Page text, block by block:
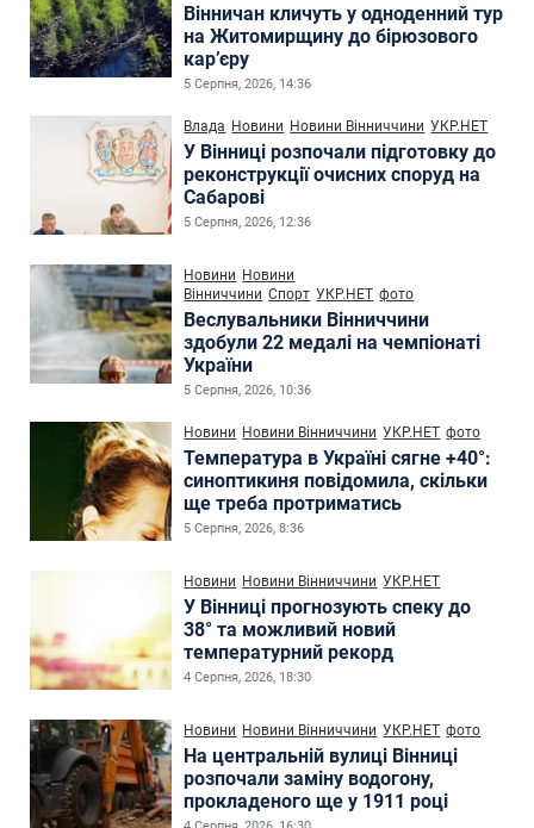
Вінничан кличуть у одноденний тур
на Житомирщину до бірюзового
кар’єру
5 Серпня, 2026, 14:36
Влада Новини Новини Вінниччини УКР.НЕТ
У Вінниці розпочали підготовку до
реконструкції очисних споруд на
Сабарові
5 Серпня, 2026, 12:36
Новини Новини
Вінниччини Спорт УКР.НЕТ фото
Веслувальники Вінниччини
здобули 22 медалі на чемпіонаті
України
5 Серпня, 2026, 10:36
Новини Новини Вінниччини УКР.НЕТ фото
Температура в Україні сягне +40°:
синоптикиня повідомила, скільки
ще треба протриматись
5 Серпня, 2026, 8:36
Новини Новини Вінниччини УКР.НЕТ
У Вінниці прогнозують спеку до
38° та можливий новий
температурний рекорд
4 Серпня, 2026, 18:30
Новини Новини Вінниччини УКР.НЕТ фото
На центральній вулиці Вінниці
розпочали заміну водогону,
прокладеного ще у 1911 році